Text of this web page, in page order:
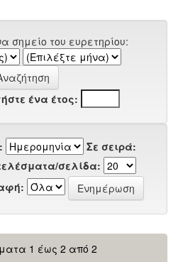
σημείο του ευρετηρίου:
ένα έτος:
Σε σειρά:
σελίδα:
1 έως 2 από 2